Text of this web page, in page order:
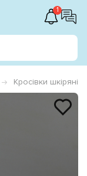
1
Кросівки шкіряні